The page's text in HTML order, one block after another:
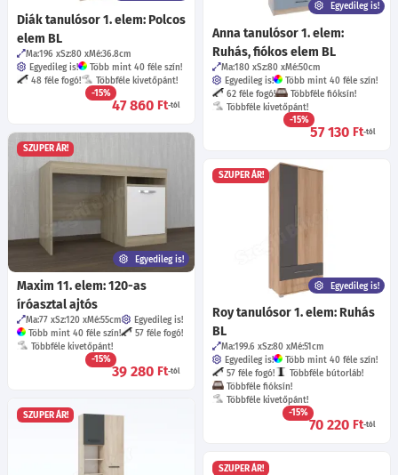
Diák tanulósor 1. elem: Polcos
elem BL
Ma:196 Sz:80 Mé:36.8cm
Egyedileg is!
Több mint 40 féle szín!
48 féle fogó!
Többféle kivetőpánt!
-15%
47 860 Ft-tól
Egyedileg is!
Anna tanulósor 1. elem:
Ruhás, fiókos elem BL
Ma:180 Sz:80 Mé:50cm
Egyedileg is!
Több mint 40 féle szín!
62 féle fogó!
Többféle fióksín!
Többféle kivetőpánt!
-15%
57 130 Ft-tól
SZUPER ÁR!
Egyedileg is!
Maxim 11. elem: 120-as
íróasztal ajtós
Ma:77 Sz:120 Mé:55cm
Egyedileg is!
Több mint 40 féle szín!
57 féle fogó!
Többféle kivetőpánt!
-15%
39 280 Ft-tól
SZUPER ÁR!
Egyedileg is!
Roy tanulósor 1. elem: Ruhás
BL
Ma:199.6 Sz:80 Mé:51cm
Egyedileg is!
Több mint 40 féle szín!
57 féle fogó!
Többféle bútorláb!
Többféle fióksín!
Többféle kivetőpánt!
-15%
70 220 Ft-tól
SZUPER ÁR!
SZUPER ÁR!